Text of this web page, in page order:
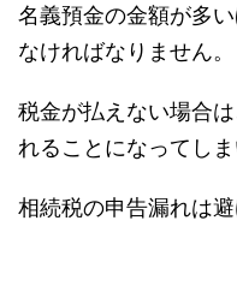
名義預金の金額が多
なければなりません。
税金が払えない場合
れることになってしま
相続税の申告漏れは避